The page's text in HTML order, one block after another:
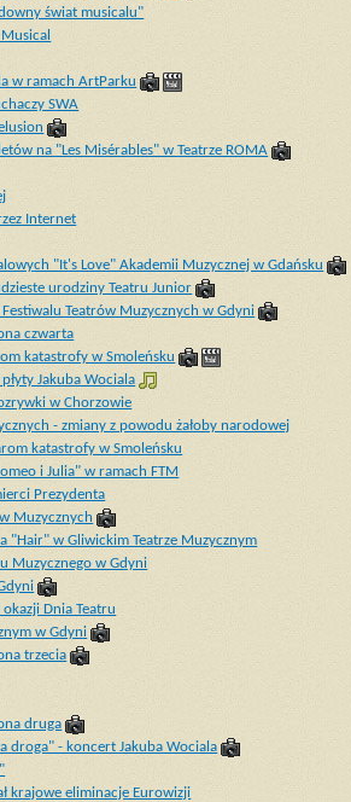
świat musicalu"
w ramach ArtParku
SWA
na "Les Misérables" w Teatrze ROMA
Internet
"It's Love" Akademii Muzycznej w Gdańsku
urodziny Teatru Junior
Teatrów Muzycznych w Gdyni
czwarta
katastrofy w Smoleńsku
Jakuba Wociala
w Chorzowie
- zmiany z powodu żałoby narodowej
katastrofy w Smoleńsku
i Julia" w ramach FTM
Prezydenta
Muzycznych
"Hair" w Gliwickim Teatrze Muzycznym
Muzycznego w Gdyni
Dnia Teatru
w Gdyni
trzecia
druga
droga" - koncert Jakuba Wociala
krajowe eliminacje Eurowizji